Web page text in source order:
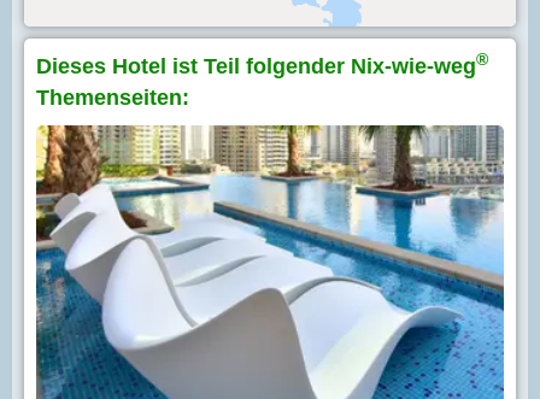
Dieses Hotel ist Teil folgender Nix-wie-weg®
Themenseiten: